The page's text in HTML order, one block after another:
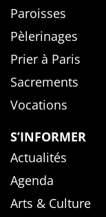
Paroisses
Pèlerinages
Prier à Paris
Sacrements
Vocations
S’INFORMER
Actualités
Agenda
Arts & Culture